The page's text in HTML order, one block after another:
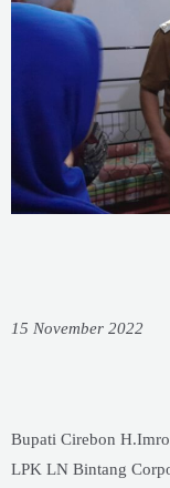
15 November 2022
Bupati Cirebon
LPK LN Bintang